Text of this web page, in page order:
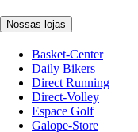
Nossas lojas
Basket-Center
Daily Bikers
Direct Running
Direct-Volley
Espace Golf
Galope-Store